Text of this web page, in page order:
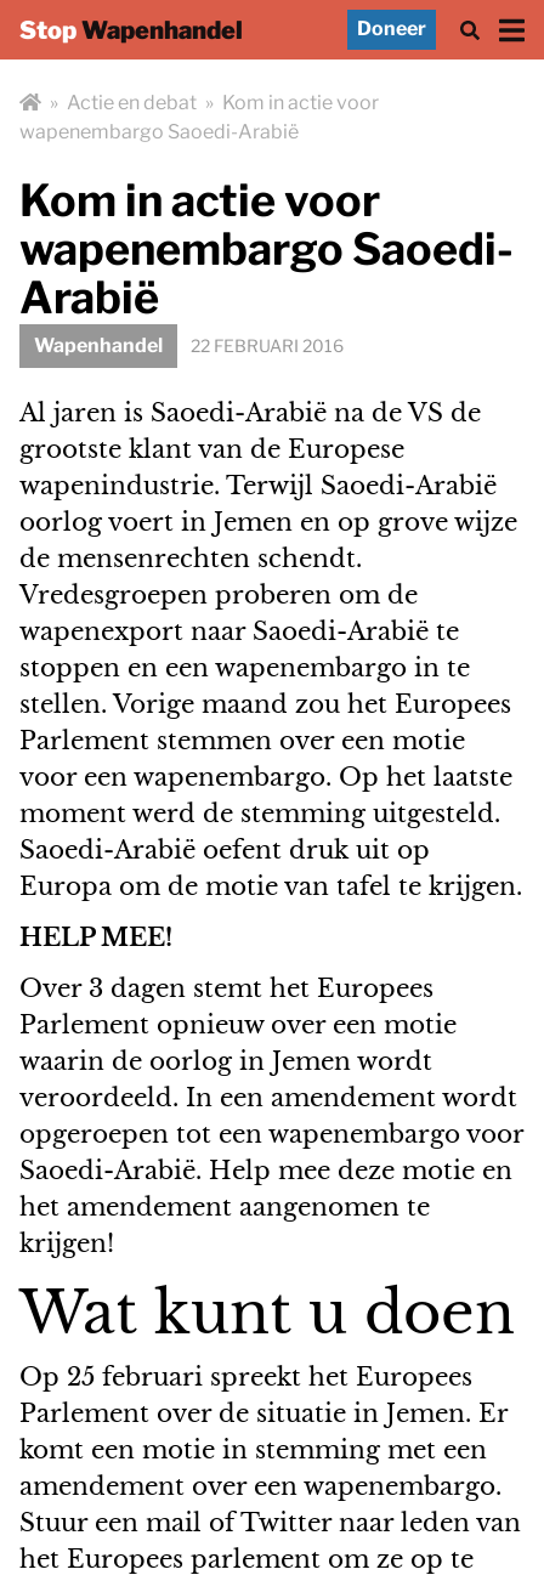
StopWapenhandel Doneer
» Actie en debat » Kom in actie voor
wapenembargo Saoedi-Arabië
Kom in actie voor
wapenembargo Saoedi-
Arabië
Wapenhandel 22 FEBRUARI 2016
Al jaren is Saoedi-Arabië na de VS de
grootste klant van de Europese
wapenindustrie. Terwijl Saoedi-Arabië
oorlog voert in Jemen en op grove wijze
de mensenrechten schendt.
Vredesgroepen proberen om de
wapenexport naar Saoedi-Arabië te
stoppen en een wapenembargo in te
stellen. Vorige maand zou het Europees
Parlement stemmen over een motie
voor een wapenembargo. Op het laatste
moment werd de stemming uitgesteld.
Saoedi-Arabië oefent druk uit op
Europa om de motie van tafel te krijgen.
HELP MEE!
Over 3 dagen stemt het Europees
Parlement opnieuw over een motie
waarin de oorlog in Jemen wordt
veroordeeld. In een amendement wordt
opgeroepen tot een wapenembargo voor
Saoedi-Arabië. Help mee deze motie en
het amendement aangenomen te
krijgen!
Wat kunt u doen
Op 25 februari spreekt het Europees
Parlement over de situatie in Jemen. Er
komt een motie in stemming met een
amendement over een wapenembargo.
Stuur een mail of Twitter naar leden van
het Europees parlement om ze op te